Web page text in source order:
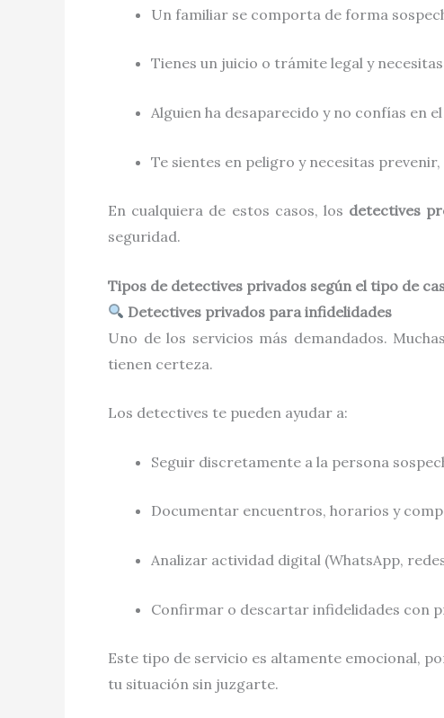
Un familiar se comporta de forma
Tienes un juicio o trámite legal y
Alguien ha desaparecido y no confías en
Te sientes en peligro y necesitas
En cualquiera de estos casos, los detectives
seguridad.
Tipos de detectives privados según el tipo de
Detectives privados para infidelidades
Uno de los servicios más demandados.
tienen certeza.
Los detectives te pueden ayudar a:
Seguir discretamente a la persona
Documentar encuentros, horarios y
Analizar actividad digital (WhatsApp,
Confirmar o descartar infidelidades con
Este tipo de servicio es altamente emocional,
tu situación sin juzgarte.